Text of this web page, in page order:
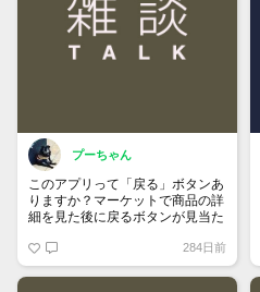
プーちゃん
このアプリって「戻る」ボタンあ
りますか？マーケットで商品の詳
細を見た後に戻るボタンが見当た
から見直さなければいけないので
不便です。皆さんはどうされてま
284日前